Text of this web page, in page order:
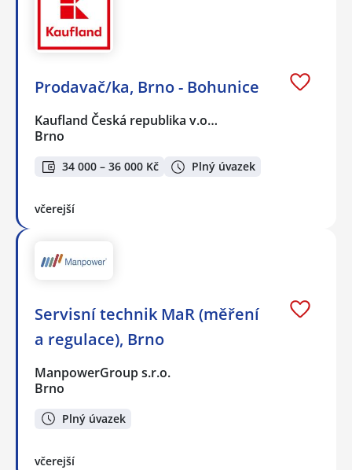
Prodavač/ka, Brno - Bohunice
Kaufland Česká republika v.o…
Brno
34 000 – 36 000 Kč Plný úvazek
včerejší
Servisní technik MaR (měření
a regulace), Brno
ManpowerGroup s.r.o.
Brno
Plný úvazek
včerejší